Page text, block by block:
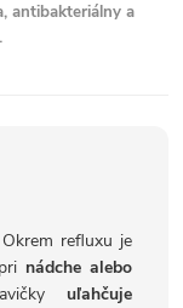
antibakteriálny a
refluxu je
nádche alebo
uľahčuje